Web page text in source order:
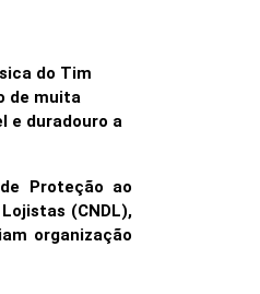
do Tim
de muita
e duradouro a
Proteção ao
(CNDL),
organização